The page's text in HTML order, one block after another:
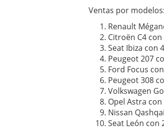
Ventas por modelos:
Renault
Citroën C4
Seat Ibiza con
Peugeot 207
Ford Focus
Peugeot 308
Volkswagen
Opel Astra
Nissan
Seat León con